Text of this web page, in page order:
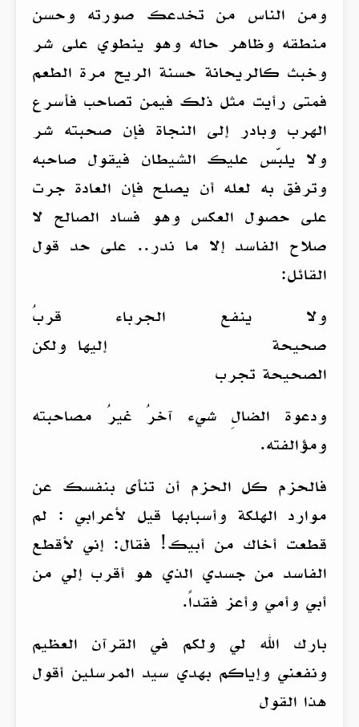
ومن الناس من تخدعك صورته وحسن
منطقه وظاهر حاله وهو ينطوي على شر
وخبث كالريحانة حسنة الريح مرة الطعم
فمتى رأيت مثل ذلك فيمن تصاحب فأسرع
الهرب وبادر إلى النجاة فإن صحبته شر
ولا يلبّس عليك الشيطان فيقول صاحبه
وترفق به لعله أن يصلح فإن العادة جرت
على حصول العكس وهو فساد الصالح لا
صلاح الفاسد إلا ما ندر.. على حد قول
القائل:
ولا ينفع الجرباء قربُ
صحيحة إليها ولكن
الصحيحة تجرب
ودعوة الضالِ شيء آخرُ غيرُ مصاحبته
ومؤالفته.
فالحزم كل الحزم أن تنأى بنفسك عن
موارد الهلكة وأسبابها قيل لأعرابي : لم
قطعت أخاك من أبيك! فقال: إني لأقطع
الفاسد من جسدي الذي هو أقرب إلي من
أبي وأمي وأعز فقداً.
بارك الله لي ولكم في القرآن العظيم
ونفعني وإياكم بهدي سيد المرسلين أقول
هذا القول